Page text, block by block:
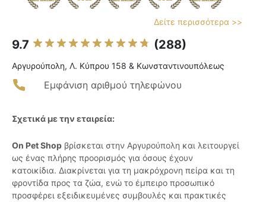
Δείτε περισσότερα >>
9.7 (288)
Αργυρούπολη, Λ. Κύπρου 158 & Κωνσταντινουπόλεως
Εμφάνιση αριθμού τηλεφώνου
Σχετικά με την εταιρεία:
On Pet Shop βρίσκεται στην Αργυρούπολη και λειτουργεί
ως ένας πλήρης προορισμός για όσους έχουν
κατοικίδια. Διακρίνεται για τη μακρόχρονη πείρα και τη
φροντίδα προς τα ζώα, ενώ το έμπειρο προσωπικό
προσφέρει εξειδικευμένες συμβουλές και πρακτικές